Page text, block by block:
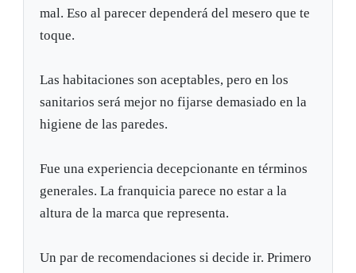
mal. Eso al parecer dependerá del mesero que te
toque.
Las habitaciones son aceptables, pero en los
sanitarios será mejor no fijarse demasiado en la
higiene de las paredes.
Fue una experiencia decepcionante en términos
generales. La franquicia parece no estar a la
altura de la marca que representa.
Un par de recomendaciones si decide ir. Primero